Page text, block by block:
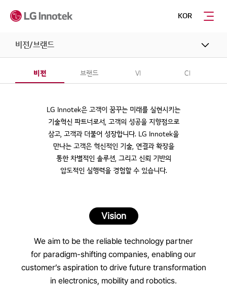
KOR
비전/브랜드
비전 브랜드 VI CI
LG Innotek은 고객이 꿈꾸는 미래를 실현시키는
기술혁신 파트너로서, 고객의 성공을 지향점으로
삼고, 고객과 더불어 성장합니다. LG Innotek을
만나는 고객은 혁신적인 기술, 연결과 확장을
통한 차별적인 솔루션, 그리고 신뢰 기반의
압도적인 실행력을 경험할 수 있습니다.
Vision
We aim to be the reliable technology partner
for paradigm-shifting companies, enabling our
customer’s aspiration to drive futuretransformation
in electronics, mobility and robotics.